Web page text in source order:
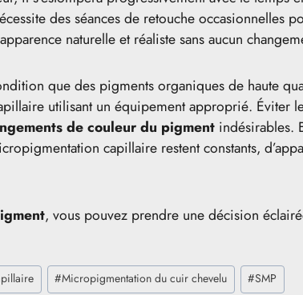
des séances de retouche occasionnelles
naturelle et réaliste sans aucun
que des pigments organiques de haute
utilisant un équipement approprié. Éviter
de couleur du pigment indésirables.
capillaire restent constants,
, vous pouvez prendre une décision
#Micropigmentation du cuir chevelu #SMP